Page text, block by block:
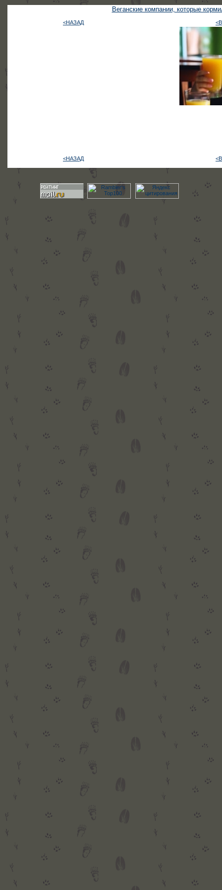
Веганские компании, которые
<НАЗАД
<НАЗАД